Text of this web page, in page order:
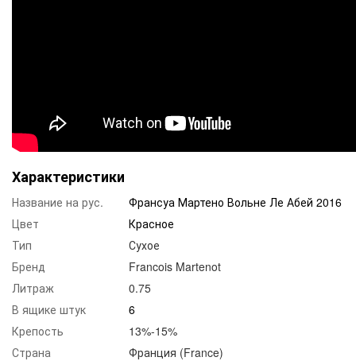
Характеристики
Название на рус.
Франсуа Мартено Вольне Ле Абей 2016
Цвет
Красное
Тип
Сухое
Бренд
Francois Martenot
Литраж
0.75
В ящике штук
6
Крепость
13%-15%
Страна
Франция (France)